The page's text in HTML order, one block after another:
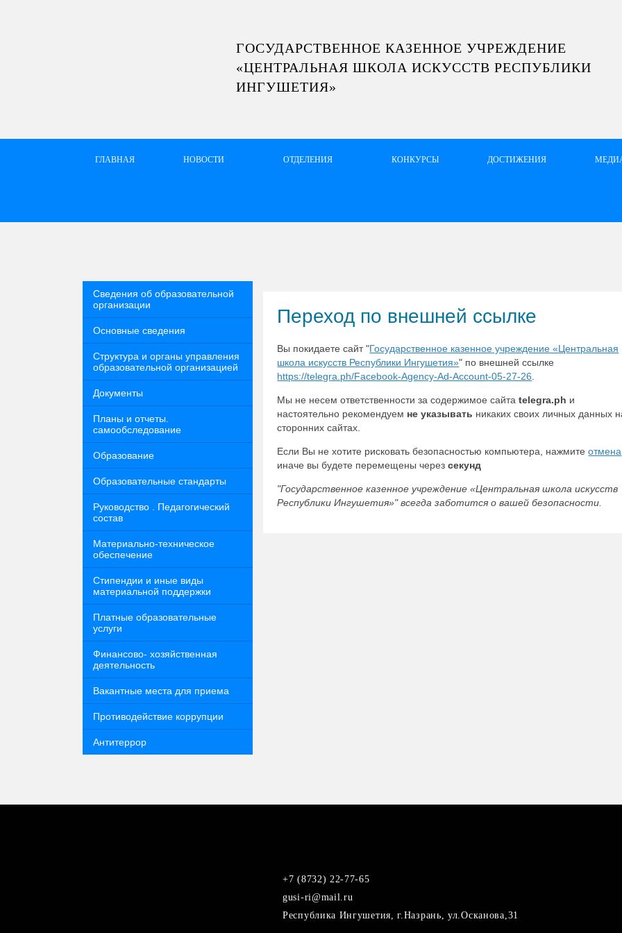
ГОСУДАРСТВЕННОЕ КАЗЕННОЕ УЧРЕЖДЕНИЕ
«ЦЕНТРАЛЬНАЯ ШКОЛА ИСКУССТВ РЕСПУБЛИКИ
ИНГУШЕТИЯ»
ГЛАВНАЯ НОВОСТИ ОТДЕЛЕНИЯ КОНКУРСЫ ДОСТИЖЕНИЯ
Сведения об образовательной
организации
Основные сведения
Структура и органы управления
образовательной организацией
Документы
Планы и отчеты.
самообследование
Образование
Образовательные стандарты
Руководство . Педагогический
состав
Материально-техническое
обеспечение
Стипендии и иные виды
материальной поддержки
Платные образовательные
услуги
Финансово- хозяйственная
деятельность
Вакантные места для приема
Противодействие коррупции
Антитеррор
Переход по внешней ссылке
Вы покидаете сайт "Государственное казенное учреждение «Центральная
школа искусств Республики Ингушетия»" по внешней ссылке
https://telegra.ph/Facebook-Agency-Ad-Account-05-27-26
Мы не несем ответственности за содержимое сайтаtelegra.ph и
настоятельно рекомендуем не указывать никаких своих личных данных
сторонних сайтах.
Если Вы не хотите рисковать безопасностью компьютера, нажмитеотмена
иначе вы будете перемещены черезсекунд
"Государственное казенное учреждение «Центральная школа искусств
Республики Ингушетия»" всегда заботится о вашей безопасности.
+7 (8732) 22-77-65
gusi-ri@mail.ru
Республика Ингушетия, г.Назрань, ул.Осканова,31